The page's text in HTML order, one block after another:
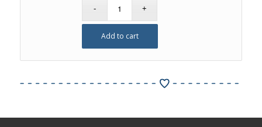
Add to cart